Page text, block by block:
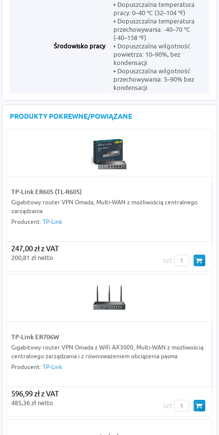
Środowisko pracy
• Dopuszczalna temperatura
pracy: 0–40 ℃ (32–104 ℉)
• Dopuszczalna temperatura
przechowywania: -40–70 ℃
(-40–158 ℉)
• Dopuszczalna wilgotność
powietrza: 10–90%, bez
kondensacji
• Dopuszczalna wilgotność
przechowywania: 5–90% bez
kondensacji
PRODUKTY POKREWNE/POWIĄZANE
TP-Link ER605 (TL-R605)
Gigabitowy router VPN Omada, Multi-WAN z możliwością centralnego
zarządzania
Producent: TP-Link
247,00 zł z VAT
200,81 zł netto szt
TP-Link ER706W
Gigabitowy router VPN Omada z WiFi AX3000, Multi-WAN z możliwością
centralnego zarządzania i z równoważeniem obciążenia pasma
Producent: TP-Link
596,99 zł z VAT
485,36 zł netto szt